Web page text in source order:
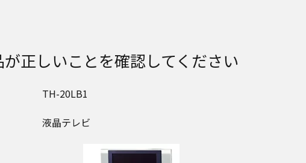
正しいことを確認してください
TH-20LB1
液晶テレビ